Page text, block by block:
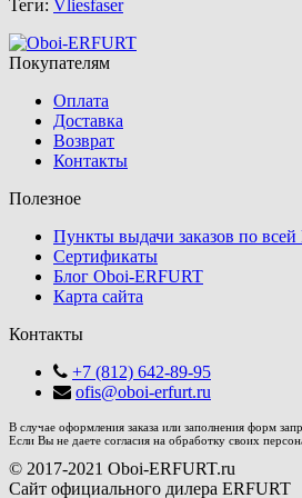
Теги: Vliesfaser
Покупателям
Оплата
Доставка
Возврат
Контакты
Полезное
Пункты выдачи заказов по всей
Сертификаты
Блог Oboi-ERFURT
Карта сайта
Контакты
+7 (812) 642-89-95
ofis@oboi-erfurt.ru
В случае оформления заказа или заполнения форм
Если Вы не даете согласия на обработку своих
© 2017-2021 Oboi-ERFURT.ru
Сайт официального дилера ERFURT